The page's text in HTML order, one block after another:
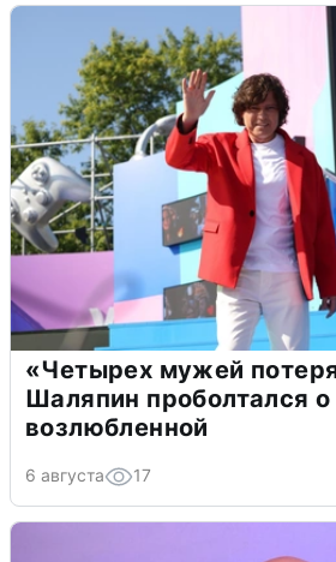
«Четырех мужей
Шаляпин проболтался о
возлюбленной
6 августа 17